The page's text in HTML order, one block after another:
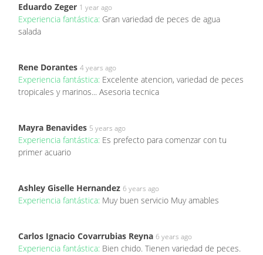
Eduardo Zeger 1 year ago
Experiencia fantástica: Gran variedad de peces de agua
salada
Rene Dorantes 4 years ago
Experiencia fantástica: Excelente atencion, variedad de peces
tropicales y marinos... Asesoria tecnica
Mayra Benavides 5 years ago
Experiencia fantástica: Es prefecto para comenzar con tu
primer acuario
Ashley Giselle Hernandez 6 years ago
Experiencia fantástica: Muy buen servicio Muy amables
Carlos Ignacio Covarrubias Reyna 6 years ago
Experiencia fantástica: Bien chido. Tienen variedad de peces.